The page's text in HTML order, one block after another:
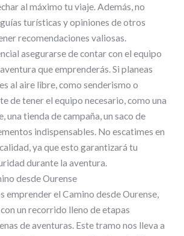
al máximo tu viaje. Además, no
turísticas y opiniones de otros
recomendaciones valiosas.
asegurarse de contar con el equipo
que emprenderás. Si planeas
al aire libre, como senderismo o
de tener el equipo necesario, como una
una tienda de campaña, un saco de
indispensables. No escatimes en
ya que esto garantizará tu
durante la aventura.
desde Ourense
emprender el Camino desde Ourense,
un recorrido lleno de etapas
de aventuras. Este tramo nos lleva a